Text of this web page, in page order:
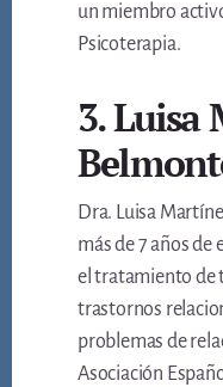
un miembro
Psicoterapia.
3. Luisa
Dra. Luisa
más de 7 años de
el tratamiento de
trastornos
problemas de
Asociación